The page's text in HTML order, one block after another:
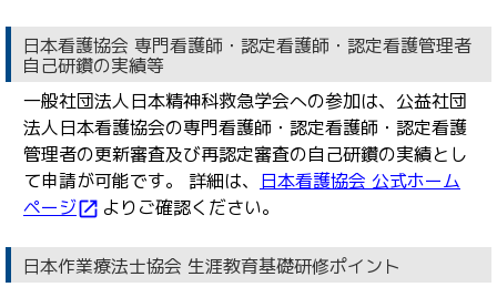
日本看護協会 専門看護師・認定看護師・認定看護管理者
自己研鑽の実績等
一般社団法人日本精神科救急学会への参加は、公益社団
法人日本看護協会の専門看護師・認定看護師・認定看護
管理者の更新審査及び再認定審査の自己研鑽の実績とし
て申請が可能です。 詳細は、 日本看護協会 公式ホーム
ページopen_in_new よりご確認ください。
日本作業療法士協会 生涯教育基礎研修ポイント